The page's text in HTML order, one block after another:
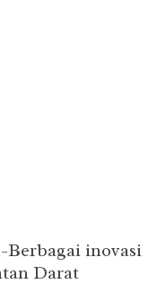
Berbagai inovasi
Darat